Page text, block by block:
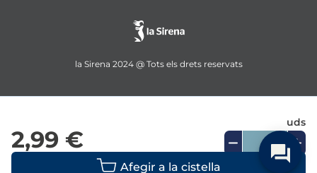
2,99 €
uds
la Sirena 2024 @ Tots els drets reservats